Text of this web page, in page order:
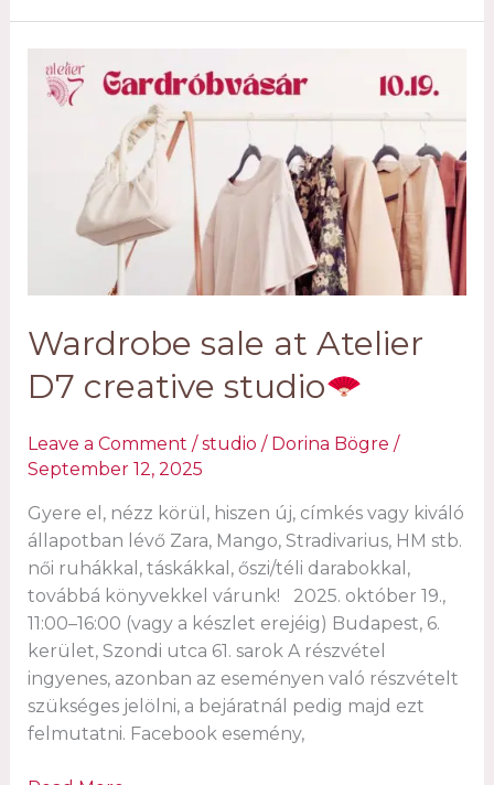
creative
one
Wardrobe sale at Atelier
D7 creative studio
Leave a Comment /studio / Dorina Bögre /
September 12, 2025
Gyere el, nézz körül, hiszen új, címkés vagy kiváló
állapotban lévő Zara, Mango, Stradivarius, HM stb.
női ruhákkal, táskákkal, őszi/téli darabokkal,
továbbá könyvekkel várunk! 2025. október 19.,
11:00–16:00 (vagy a készlet erejéig) Budapest, 6.
kerület, Szondi utca 61. sarok A részvétel
ingyenes, azonban az eseményen való részvételt
szükséges jelölni, a bejáratnál pedig majd ezt
felmutatni. Facebook esemény,